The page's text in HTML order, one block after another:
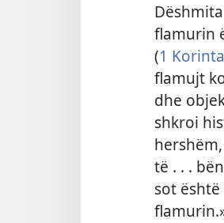
flamurin
(1
flamujt
dhe
shkroi
të . . .
sot